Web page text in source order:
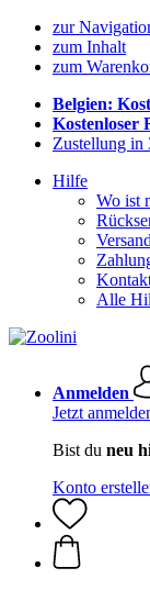
zur
zum Inhalt
zum
Belgien:
Kostenloser
Zustellung in
Hilfe
Wo ist
Alle
Anmelden
Jetzt
Bist du neu
Konto